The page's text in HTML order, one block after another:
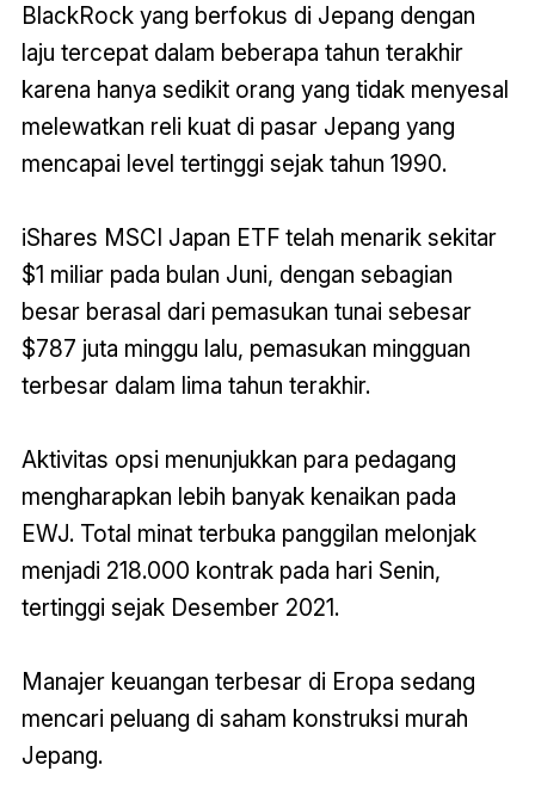
BlackRock yang berfokus di Jepang dengan
laju tercepat dalam beberapa tahun terakhir
karena hanya sedikit orang yang tidak menyesal
melewatkan reli kuat di pasar Jepang yang
mencapai level tertinggi sejak tahun 1990.
iShares MSCI Japan ETF telah menarik sekitar
$1 miliar pada bulan Juni, dengan sebagian
besar berasal dari pemasukan tunai sebesar
$787 juta minggu lalu, pemasukan mingguan
terbesar dalam lima tahun terakhir.
Aktivitas opsi menunjukkan para pedagang
mengharapkan lebih banyak kenaikan pada
EWJ. Total minat terbuka panggilan melonjak
menjadi 218.000 kontrak pada hari Senin,
tertinggi sejak Desember 2021.
Manajer keuangan terbesar di Eropa sedang
mencari peluang di saham konstruksi murah
Jepang.